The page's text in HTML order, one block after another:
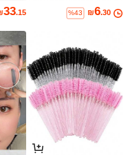
₪6.30
%43
33.15